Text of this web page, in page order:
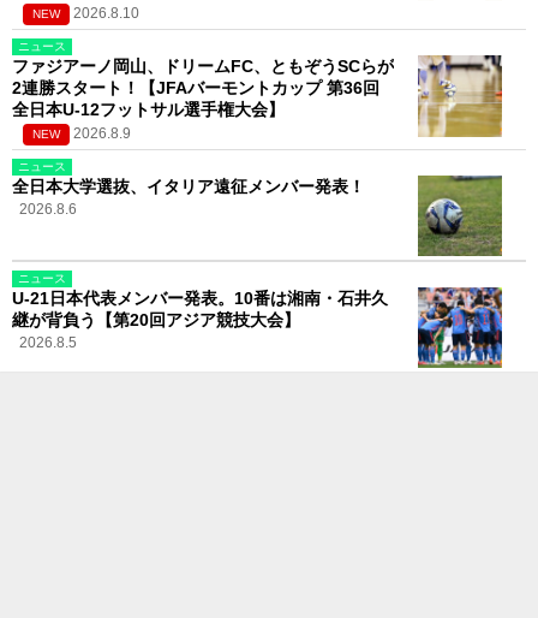
NEW 2026.8.10
ニュース
ファジアーノ岡山、ドリームFC、ともぞうSCらが
2連勝スタート！【JFAバーモントカップ 第36回
全日本U-12フットサル選手権大会】
NEW 2026.8.9
ニュース
全日本大学選抜、イタリア遠征メンバー発表！
2026.8.6
ニュース
U-21日本代表メンバー発表。10番は湘南・石井久
継が背負う【第20回アジア競技大会】
2026.8.5